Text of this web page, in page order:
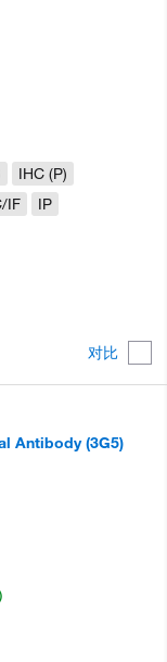
对比
IHC (P)
IF
IP
Antibody (3G5)